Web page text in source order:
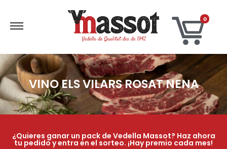
0
VINO ELS VILARS ROSAT NENA
¿Quieres ganar un pack de Vedella Massot? Haz ahora
tu pedido y entra en el sorteo. ¡Hay premio cada mes!